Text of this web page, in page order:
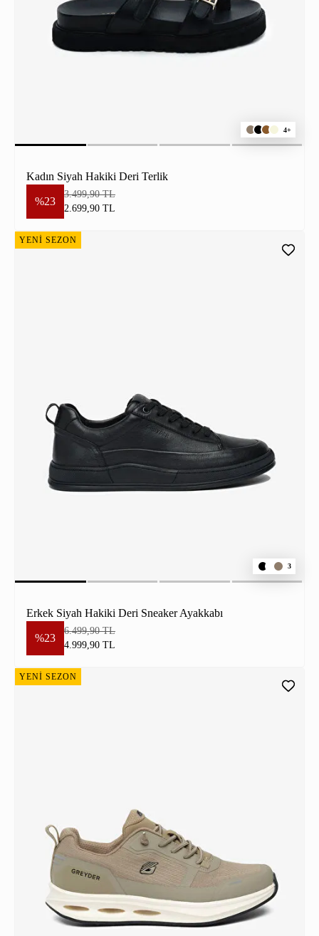
4+
Kadın Siyah Hakiki Deri Terlik
%23
3.499,90 TL
2.699,90 TL
YENİ SEZON
3
Erkek Siyah Hakiki Deri Sneaker Ayakkabı
%23
6.499,90 TL
4.999,90 TL
YENİ SEZON